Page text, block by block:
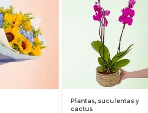
Plantas, suculentas y
cactus